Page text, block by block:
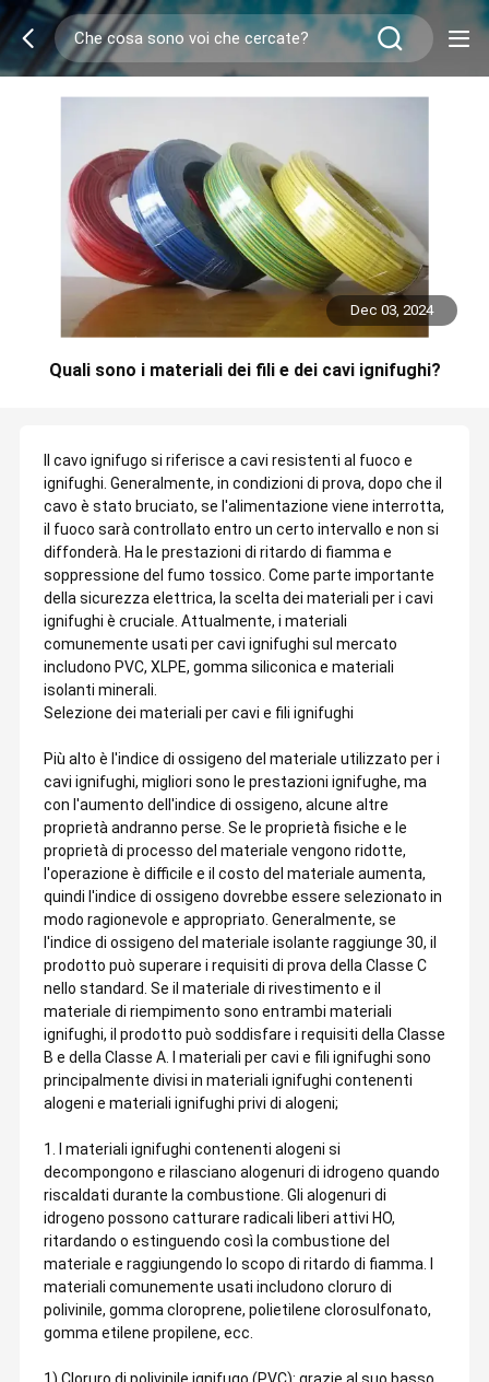
Dec 03, 2024
Quali sono i materiali dei fili e dei cavi ignifughi?
Il cavo ignifugo si riferisce a cavi resistenti al fuoco e
ignifughi. Generalmente, in condizioni di prova, dopo che il
cavo è stato bruciato, se l'alimentazione viene interrotta,
il fuoco sarà controllato entro un certo intervallo e non si
diffonderà. Ha le prestazioni di ritardo di fiamma e
soppressione del fumo tossico. Come parte importante
della sicurezza elettrica, la scelta dei materiali per i cavi
ignifughi è cruciale. Attualmente, i materiali
comunemente usati per cavi ignifughi sul mercato
includono PVC, XLPE, gomma siliconica e materiali
isolanti minerali.
Selezione dei materiali per cavi e fili ignifughi
Più alto è l'indice di ossigeno del materiale utilizzato per i
cavi ignifughi, migliori sono le prestazioni ignifughe, ma
con l'aumento dell'indice di ossigeno, alcune altre
proprietà andranno perse. Se le proprietà fisiche e le
proprietà di processo del materiale vengono ridotte,
l'operazione è difficile e il costo del materiale aumenta,
quindi l'indice di ossigeno dovrebbe essere selezionato in
modo ragionevole e appropriato. Generalmente, se
l'indice di ossigeno del materiale isolante raggiunge 30, il
prodotto può superare i requisiti di prova della Classe C
nello standard. Se il materiale di rivestimento e il
materiale di riempimento sono entrambi materiali
ignifughi, il prodotto può soddisfare i requisiti della Classe
B e della Classe A. I materiali per cavi e fili ignifughi sono
principalmente divisi in materiali ignifughi contenenti
alogeni e materiali ignifughi privi di alogeni;
1. I materiali ignifughi contenenti alogeni si
decompongono e rilasciano alogenuri di idrogeno quando
riscaldati durante la combustione. Gli alogenuri di
idrogeno possono catturare radicali liberi attivi HO,
ritardando o estinguendo così la combustione del
materiale e raggiungendo lo scopo di ritardo di fiamma. I
materiali comunemente usati includono cloruro di
polivinile, gomma cloroprene, polietilene clorosulfonato,
gomma etilene propilene, ecc.